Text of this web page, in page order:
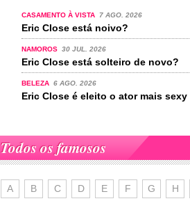
CASAMENTO À VISTA 7 AGO. 2026
Eric Close está noivo?
NAMOROS 30 JUL. 2026
Eric Close está solteiro de novo?
BELEZA 6 AGO. 2026
Eric Close é eleito o ator mais
Todos os famosos
A B C D E F G H